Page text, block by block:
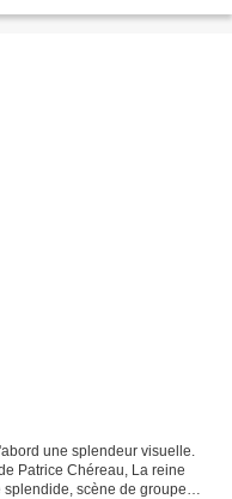
une splendeur visuelle.
Patrice Chéreau, La reine
scène de groupe